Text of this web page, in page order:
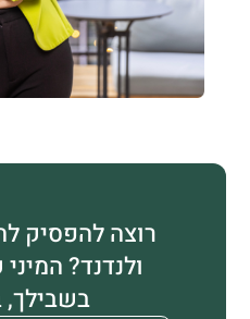
רוצה להפסיק
ולנדנד?